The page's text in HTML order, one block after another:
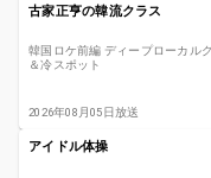
古家正亨の韓流クラス
韓国ロケ前編 ディープローカル
＆冷スポット
2026年08月05日放送
アイドル体操